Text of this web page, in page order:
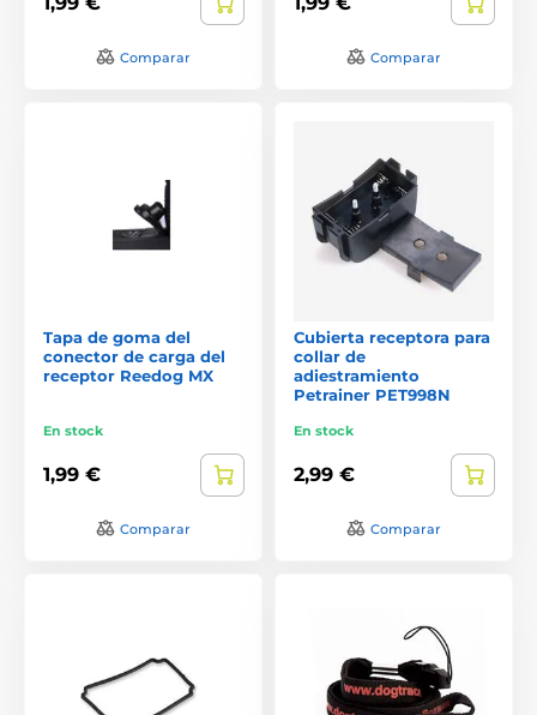
Comparar Comparar
Tapa de goma del
conector de carga del
receptor Reedog MX
En stock
1,99 €
Comparar
Cubierta receptora para
collar de
adiestramiento
Petrainer PET998N
En stock
2,99 €
Comparar